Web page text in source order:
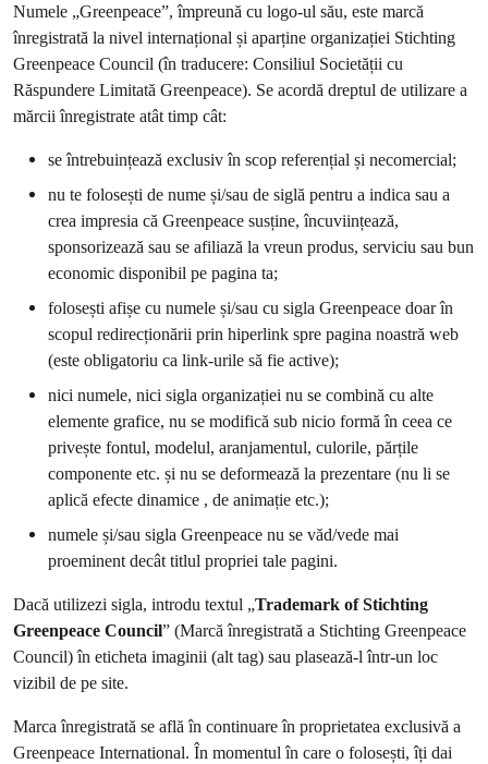
Numele „Greenpeace”, împreună cu logo-ul său, este marcă
înregistrată la nivel internațional și aparține organizației Stichting
Greenpeace Council (în traducere: Consiliul Societății cu
Răspundere Limitată Greenpeace). Se acordă dreptul de utilizare a
mărcii înregistrate atât timp cât:
se întrebuințează exclusiv în scop referențial și necomercial;
nu te folosești de nume și/sau de siglă pentru a indica sau a
crea impresia că Greenpeace susține, încuviințează,
sponsorizează sau se afiliază la vreun produs, serviciu sau bun
economic disponibil pe pagina ta;
folosești afișe cu numele și/sau cu sigla Greenpeace doar în
scopul redirecționării prin hiperlink spre pagina noastră web
(este obligatoriu ca link-urile să fie active);
nici numele, nici sigla organizației nu se combină cu alte
elemente grafice, nu se modifică sub nicio formă în ceea ce
privește fontul, modelul, aranjamentul, culorile, părțile
componente etc. și nu se deformează la prezentare (nu li se
aplică efecte dinamice , de animație etc.);
numele și/sau sigla Greenpeace nu se văd/vede mai
proeminent decât titlul propriei tale pagini.
Dacă utilizezi sigla, introdu textul „Trademark of Stichting
Greenpeace Council” (Marcă înregistrată a Stichting Greenpeace
Council) în eticheta imaginii (alt tag) sau plasează-l într-un loc
vizibil de pe site.
Marca înregistrată se află în continuare în proprietatea exclusivă a
Greenpeace International. În momentul în care o folosești, îți dai